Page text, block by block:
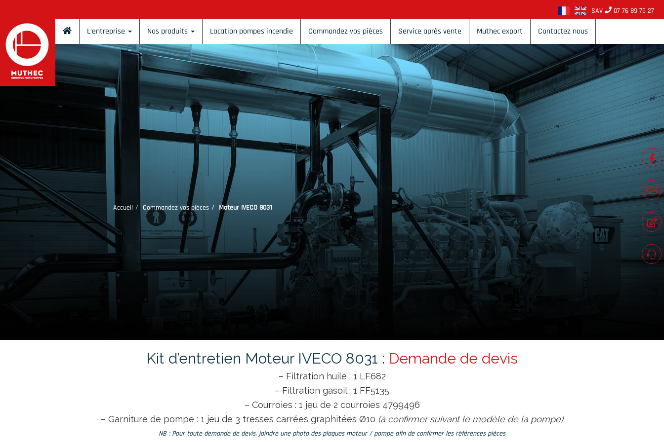
SAV 07 76 89 75 27
L’entreprise Nos produits Location pompes incendie Commandez vos pièces Service après vente Muthec export Contactez nous
Accueil Commandez vos pièces Moteur IVECO 8031
Kit d’entretien Moteur IVECO 8031 : Demande de devis
– Filtration huile : 1 LF682
– Filtration gasoil : 1 FF5135
– Courroies : 1 jeu de 2 courroies 4799496
– Garniture de pompe : 1 jeu de 3 tresses carrées graphitées Ø10 (à confirmer suivant le modèle de la pompe)
NB : Pour toute demande de devis, joindre une photo des plaques moteur / pompe afin de confirmer les références pièces